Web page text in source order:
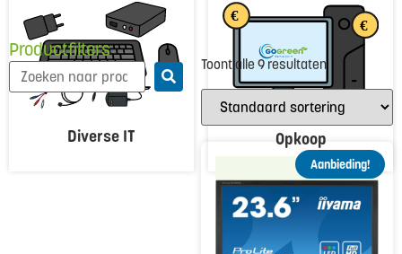
Diverse IT Opkoop
Productfilters
Toont alle 9 resultaten
Aanbieding!